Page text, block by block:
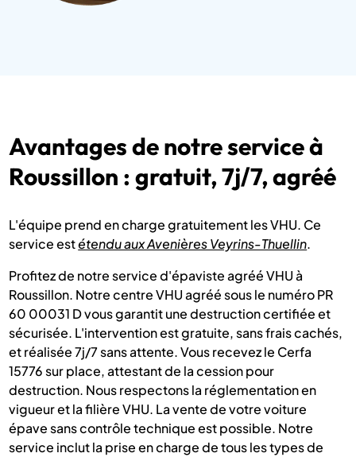
Avantages de notre service à
Roussillon : gratuit, 7j/7, agréé
L'équipe prend en charge gratuitement les VHU. Ce
service estétendu aux Avenières Veyrins-Thuellin.
Profitez de notre service d'épaviste agréé VHU à
Roussillon. Notre centre VHU agréé sous le numéro PR
60 00031 D vous garantit une destruction certifiée et
sécurisée. L'intervention est gratuite, sans frais cachés,
et réalisée 7j/7 sans attente. Vous recevez le Cerfa
15776 sur place, attestant de la cession pour
destruction. Nous respectons la réglementation en
vigueur et la filière VHU. La vente de votre voiture
épave sans contrôle technique est possible. Notre
service inclut la prise en charge de tous les types de